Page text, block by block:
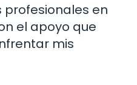
profesionales en
el apoyo que
mis